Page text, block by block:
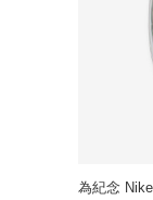
為紀念